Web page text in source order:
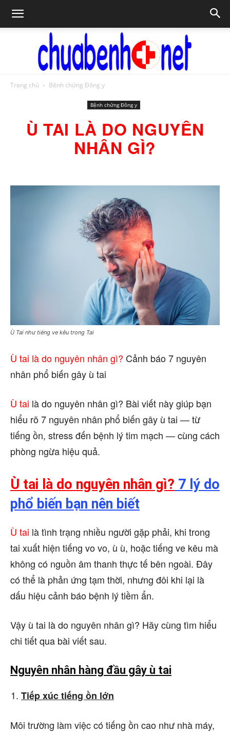
NET
Trang chủ Bệnh chứng Đông y
Bệnh chứng Đông y
Ù TAI LÀ DO NGUYÊN
NHÂN GÌ?
Ù Tai như tiéng ve kêu trong Tai
Ù tai là do nguyên nhân gì? Cảnh báo 7 nguyên
nhân phổ biến gây ù tai
Ù tai là do nguyên nhân gì? Bài viết này giúp bạn
hiểu rõ 7 nguyên nhân phổ biến gây ù tai — từ
tiếng ồn, stress đến bệnh lý tim mạch — cùng cách
phòng ngừa hiệu quả.
Ù tai là do nguyên nhân gì? 7 lý do
phổ biến bạn nên biết
Ù tai là tình trạng nhiều người gặp phải, khi trong
tai xuất hiện tiếng vo vo, ù ù, hoặc tiếng ve kêu mà
không có nguồn âm thanh thực tế bên ngoài. Đây
có thể là phản ứng tạm thời, nhưng đôi khi lại là
dấu hiệu cảnh báo bệnh lý tiềm ẩn.
Vậy ù tai là do nguyên nhân gì? Hãy cùng tìm hiểu
chi tiết qua bài viết sau.
Nguyên nhân hàng đầu gây ù tai
Tiếp xúc tiếng ồn lớn
Môi trường làm việc có tiếng ồn cao như nhà máy,